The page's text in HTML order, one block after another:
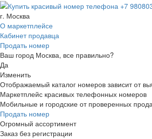
г. Москва
О маркетплейсе
Кабинет продавца
Продать номер
Ваш город Москва, все правильно?
Да
Изменить
Отображаемый каталог номеров зависит от
Маркетплейс красивых телефонных номеров
Мобильные и городские от проверенных
Продать номер
Огромный ассортимент
Заказ без регистрации